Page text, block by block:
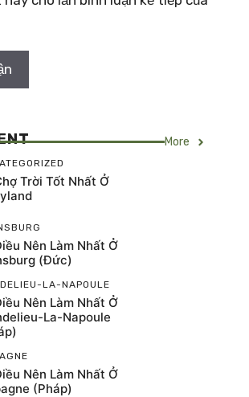
More
Trời Tốt Nhất Ở
Nên Làm Nhất Ở
(Đức)
LA-NAPOULE
Nên Làm Nhất Ở
La-Napoule
Nên Làm Nhất Ở
(Pháp)